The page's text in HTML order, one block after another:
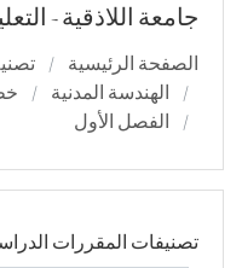
جامعة اللاذقية -
الصفحة الرئيسية
الهندسة المدنية
الفصل الأول
تصنيفات المقررات